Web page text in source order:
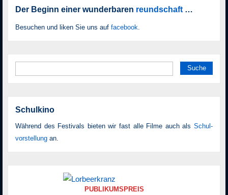
Der Beginn einer wunderbaren reundschaft …
Besuchen und liken Sie uns auf facebook
Schulkino
Während des Festivals bieten wir fast alle Filme auch als Schul­
vor­stellung an.
PUBLIKUMSPREIS